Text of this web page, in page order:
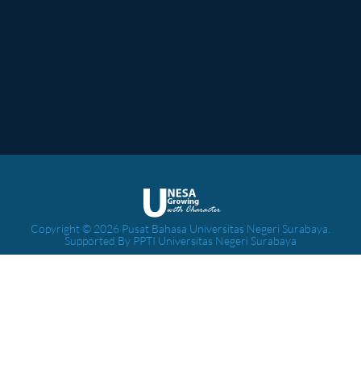
Copyright © 2026 Pusat Bahasa Universitas Negeri Surabaya.
Supported By PPTI Universitas Negeri Surabaya